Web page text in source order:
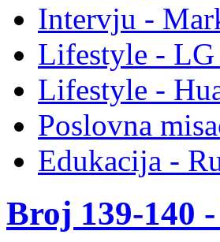
Intervju -
Lifestyle - LG
Lifestyle -
Poslovna
Edukacija -
Broj 139-140 -